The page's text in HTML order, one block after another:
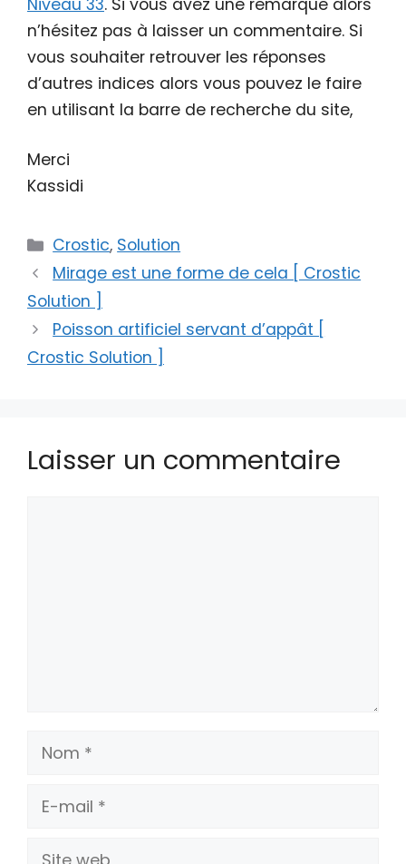
Niveau 33. Si vous avez une remarque alors
n’hésitez pas à laisser un commentaire. Si
vous souhaiter retrouver les réponses
d’autres indices alors vous pouvez le faire
en utilisant la barre de recherche du site,
Merci
Kassidi
Catégories
Crostic, Solution
Mirage est une forme de cela [ Crostic
Solution ]
Poisson artificiel servant d’appât [
Crostic Solution ]
Laisser un commentaire
Nom
E-
Site